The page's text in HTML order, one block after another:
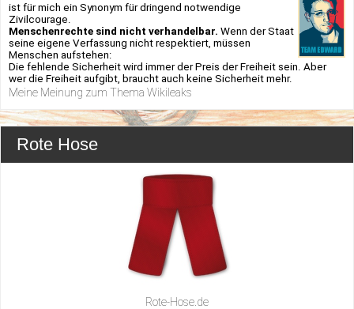
ist für mich ein Synonym für dringend notwendige
Zivilcourage.
Menschenrechte sind nicht verhandelbar. Wenn der Staat
seine eigene Verfassung nicht respektiert, müssen
Menschen aufstehen:
Die fehlende Sicherheit wird immer der Preis der Freiheit sein. Aber
wer die Freiheit aufgibt, braucht auch keine Sicherheit mehr.
Meine Meinung zum Thema Wikileaks
Rote Hose
Rote-Hose.de